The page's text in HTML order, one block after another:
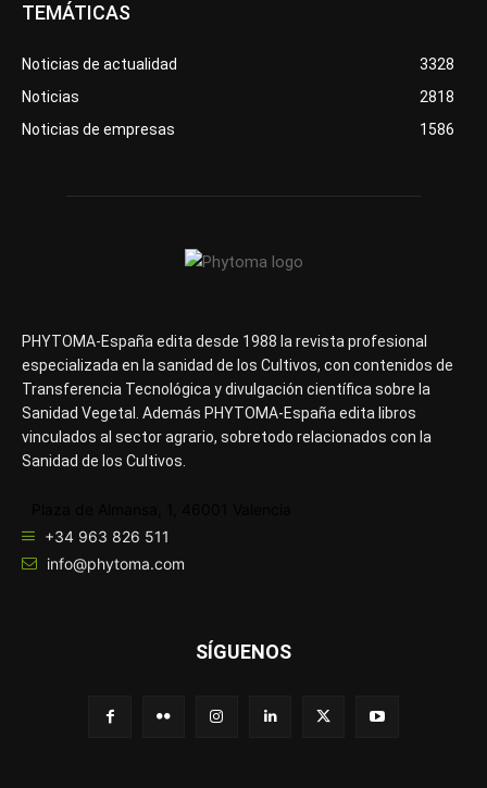
TEMÁTICAS
Noticias de actualidad
3328
Noticias
2818
Noticias de empresas
1586
PHYTOMA-España edita desde 1988 la revista profesional
especializada en la sanidad de los Cultivos, con contenidos de
Transferencia Tecnológica y divulgación científica sobre la
Sanidad Vegetal. Además PHYTOMA-España edita libros
vinculados al sector agrario, sobretodo relacionados con la
Sanidad de los Cultivos.
+34 963 826 511
info@phytoma.com
SÍGUENOS